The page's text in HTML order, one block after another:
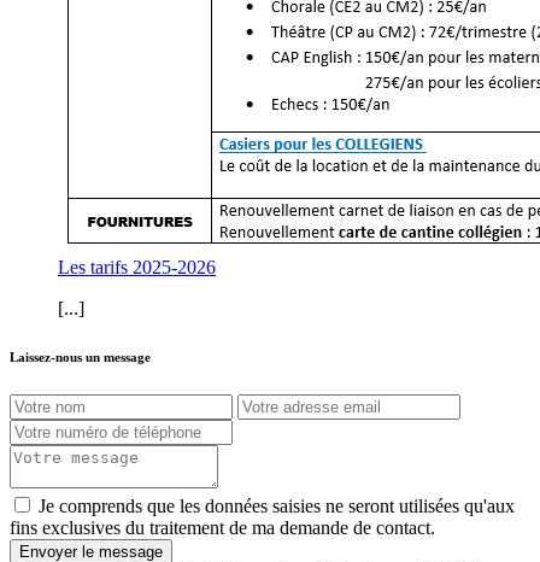
Les tarifs 2025-2026
[...]
Laissez-nous un message
Je comprends que les données saisies ne seront utilisées qu'aux
fins exclusives du traitement de ma demande de contact.
Envoyer le message